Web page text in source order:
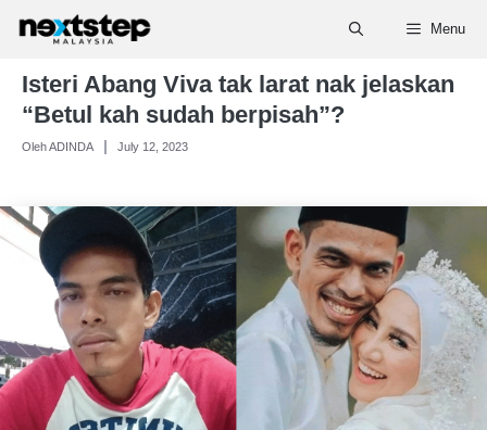
Skip
content
Menu
Isteri Abang Viva tak larat nak jelaskan
“Betul kah sudah berpisah”?
Oleh ADINDA July 12, 2023